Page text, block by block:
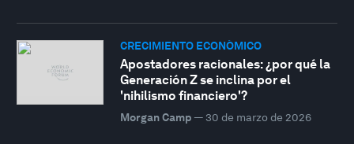
CRECIMIENTO ECONÓMICO
Apostadores racionales: ¿por qué la
Generación Z se inclina por el
'nihilismo financiero'?
Morgan Camp — 30 de marzo de 2026